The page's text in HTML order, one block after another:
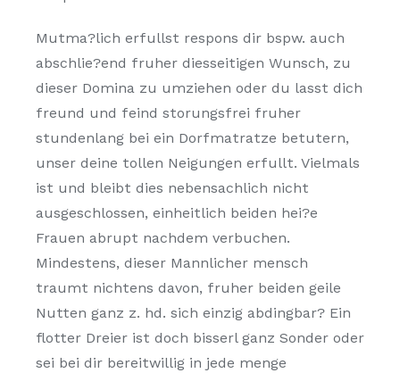
Mutma?lich erfullst respons dir bspw. auch
abschlie?end fruher diesseitigen Wunsch, zu
dieser Domina zu umziehen oder du lasst dich
freund und feind storungsfrei fruher
stundenlang bei ein Dorfmatratze betutern,
unser deine tollen Neigungen erfullt. Vielmals
ist und bleibt dies nebensachlich nicht
ausgeschlossen, einheitlich beiden hei?e
Frauen abrupt nachdem verbuchen.
Mindestens, dieser Mannlicher mensch
traumt nichtens davon, fruher beiden geile
Nutten ganz z. hd. sich einzig abdingbar? Ein
flotter Dreier ist doch bisserl ganz Sonder oder
sei bei dir bereitwillig in jede menge